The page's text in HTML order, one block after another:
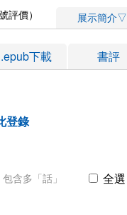
價） 展示簡介▽
.epub下載 書評
登錄
含多「話」 全選